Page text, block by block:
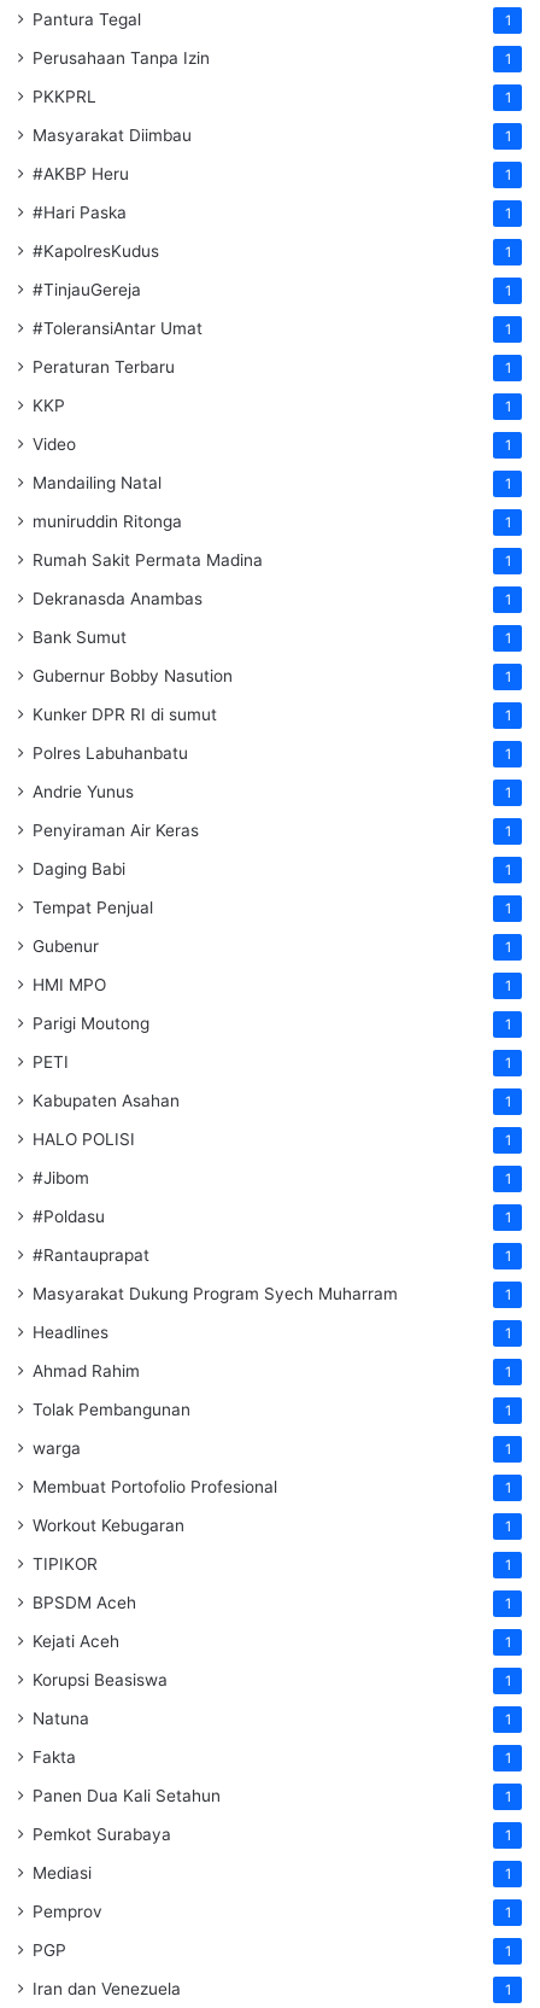
Pantura Tegal 1
Perusahaan Tanpa Izin 1
PKKPRL 1
Masyarakat Diimbau 1
#AKBP Heru 1
#Hari Paska 1
#KapolresKudus 1
#TinjauGereja 1
#ToleransiAntar Umat 1
Peraturan Terbaru 1
KKP 1
Video 1
Mandailing Natal 1
muniruddin Ritonga 1
Rumah Sakit Permata Madina 1
Dekranasda Anambas 1
Bank Sumut 1
Gubernur Bobby Nasution 1
Kunker DPR RI di sumut 1
Polres Labuhanbatu 1
Andrie Yunus 1
Penyiraman Air Keras 1
Daging Babi 1
Tempat Penjual 1
Gubenur 1
HMI MPO 1
Parigi Moutong 1
PETI 1
Kabupaten Asahan 1
HALO POLISI 1
#Jibom 1
#Poldasu 1
#Rantauprapat 1
Masyarakat Dukung Program Syech Muharram 1
Headlines 1
Ahmad Rahim 1
Tolak Pembangunan 1
warga 1
Membuat Portofolio Profesional 1
Workout Kebugaran 1
TIPIKOR 1
BPSDM Aceh 1
Kejati Aceh 1
Korupsi Beasiswa 1
Natuna 1
Fakta 1
Panen Dua Kali Setahun 1
Pemkot Surabaya 1
Mediasi 1
Pemprov 1
PGP 1
Iran dan Venezuela 1